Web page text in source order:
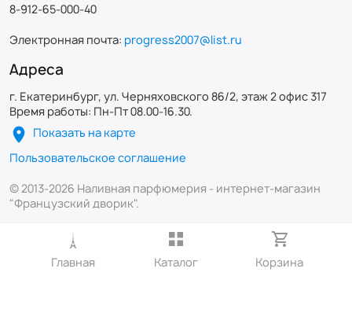
8-912-65-000-40
Электронная почта: progress2007@list.ru
Адреса
г. Екатеринбург, ул. Черняховского 86/2, этаж 2 офис 317
Время работы: Пн-Пт 08.00-16.30.
Показать на карте
Пользовательское соглашение
© 2013-2026 Наливная парфюмерия - интернет-магазин
"Французский дворик".
Главная Каталог Корзина